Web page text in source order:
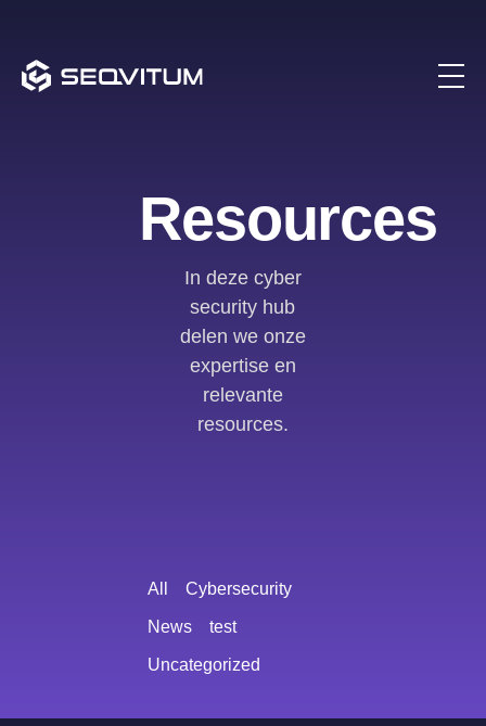
Resources
In deze cyber
security hub
delen we onze
expertise en
relevante
resources.
Cybersecurity
News test
Uncategorized
All